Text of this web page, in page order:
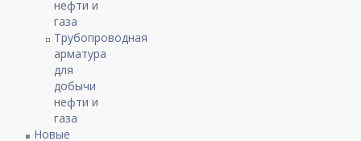
нефти и
газа
Трубопроводная
арматура
для
добычи
нефти и
газа
Новые